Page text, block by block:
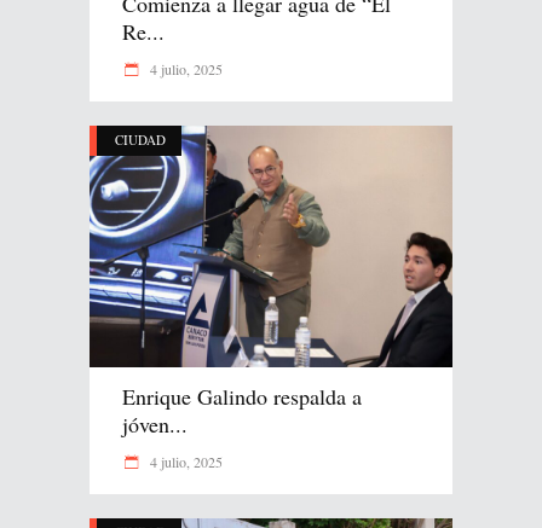
Re...
4 julio, 2025
CIUDAD
Enrique Galindo respalda a
jóven...
4 julio, 2025